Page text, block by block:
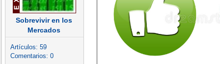
Sobrevivir en los
Mercados
Artículos: 59
Comentarios: 0